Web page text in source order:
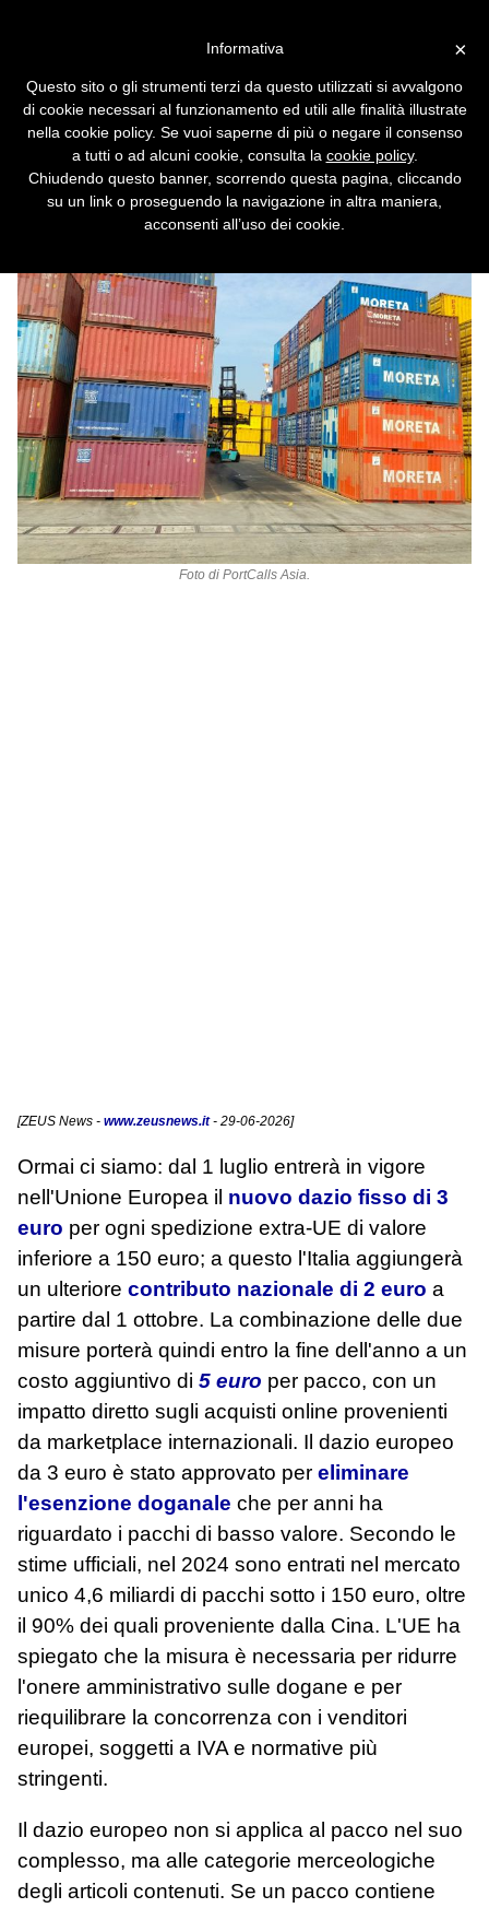
dazio europeo da luglio e
tassa italiana a ottobre
E a novembre dovrebbe debuttare
un'ulteriore tassa UE da 2 euro.
Foto di PortCalls Asia.
[ZEUS News - www.zeusnews.it- 29-06-2026]
Ormai ci siamo: dal 1 luglio entrerà in vigore
nell'Unione Europea il nuovo dazio fisso di 3
euro per ogni spedizione extra‑UE di valore
inferiore a 150 euro; a questo l'Italia aggiungerà
un ulteriore contributo nazionale di 2 euro a
partire dal 1 ottobre. La combinazione delle due
misure porterà quindi entro la fine dell'anno a un
costo aggiuntivo di 5 euro per pacco, con un
impatto diretto sugli acquisti online provenienti
da marketplace internazionali. Il dazio europeo
da 3 euro è stato approvato per eliminare
l'esenzione doganale che per anni ha
riguardato i pacchi di basso valore. Secondo le
stime ufficiali, nel 2024 sono entrati nel mercato
unico 4,6 miliardi di pacchi sotto i 150 euro, oltre
il 90% dei quali proveniente dalla Cina. L'UE ha
spiegato che la misura è necessaria per ridurre
l'onere amministrativo sulle dogane e per
riequilibrare la concorrenza con i venditori
europei, soggetti a IVA e normative più
stringenti.
Il dazio europeo non si applica al pacco nel suo
complesso, ma alle categorie merceologiche
degli articoli contenuti. Se un pacco contiene
×
Informativa
Questo sito o gli strumenti terzi da questo utilizzati si avvalgono
di cookie necessari al funzionamento ed utili alle finalità illustrate
nella cookie policy. Se vuoi saperne di più o negare il consenso
a tutti o ad alcuni cookie, consulta la cookie policy.
Chiudendo questo banner, scorrendo questa pagina, cliccando
su un link o proseguendo la navigazione in altra maniera,
acconsenti all’uso dei cookie.